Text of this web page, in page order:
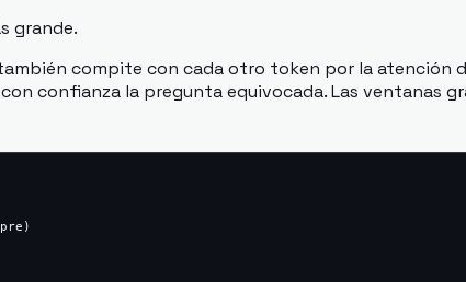
grande.
compite con cada otro token por la atención
confianza la pregunta equivocada. Las ventanas